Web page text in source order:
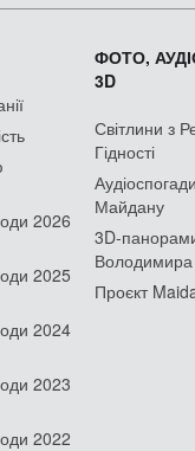
2026
2025
2024
2023
2022
ФОТО,
3D
Світлини з
Гідності
Майдану
3D-
Проєкт